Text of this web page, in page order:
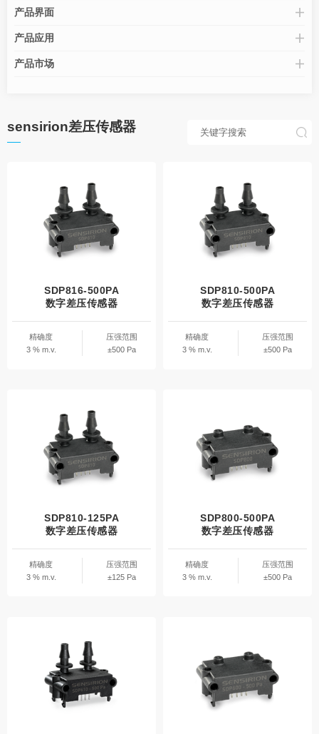
产品界面
产品应用
产品市场
sensirion差压传感器
SDP816-500PA
数字差压传感器
精确度
3 % m.v.
压强范围
±500 Pa
SDP810-500PA
数字差压传感器
精确度
3 % m.v.
压强范围
±500 Pa
SDP810-125PA
数字差压传感器
精确度
3 % m.v.
压强范围
±125 Pa
SDP800-500PA
数字差压传感器
精确度
3 % m.v.
压强范围
±500 Pa